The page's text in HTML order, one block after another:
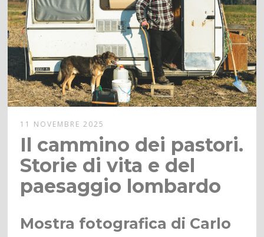
11 NOVEMBRE 2025
Il cammino dei pastori.
Storie di vita e del
paesaggio lombardo
Mostra fotografica di Carlo